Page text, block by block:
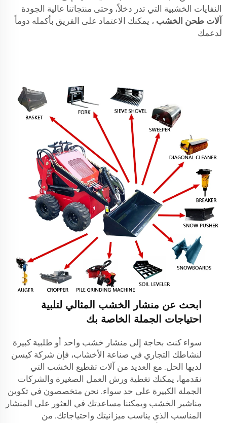
النفايات الخشبية التي تدر دخلاً، وحتى منتجاتنا عالية الجودة
آلات طحن الخشب ، يمكنك الاعتماد على الفريق بأكمله دوماً
لدعمك
ابحث عن منشار الخشب المثالي لتلبية
احتياجات الجملة الخاصة بك
سواء كنت بحاجة إلى منشار خشب واحد أو طلبية كبيرة
لنشاطك التجاري في صناعة الأخشاب، فإن شركة كيسن
لديها الحل. مع العديد من آلات تقطيع الخشب التي
نقدمها، يمكنك تغطية ورش العمل الصغيرة والشركات
الجملة الكبيرة على حد سواء. نحن متخصصون في تكوين
مناشير الخشب ويمكننا مساعدتك في العثور على المنشار
المناسب الذي يناسب ميزانيتك واحتياجاتك. من